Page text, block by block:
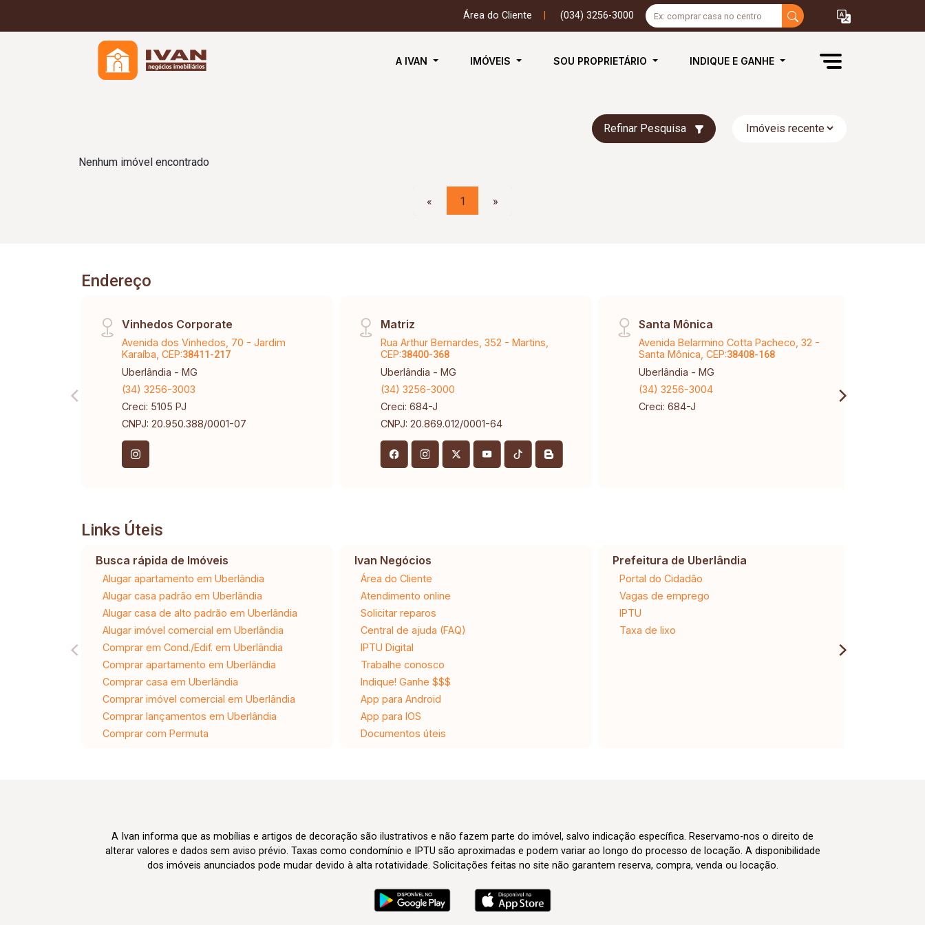
Área do Cliente (034) 3256-3000
A IVAN IMÓVEIS SOU PROPRIETÁRIO INDIQUE E GANHE
Refinar Pesquisa
Nenhum imóvel encontrado
« 1 »
Endereço
Vinhedos Corporate
Avenida dos Vinhedos, 70 - Jardim
Karaíba, CEP:38411-217
Uberlândia - MG
(34) 3256-3003
Creci: 5105 PJ
CNPJ: 20.950.388/0001-07
Matriz
Rua Arthur Bernardes, 352 - Martins,
CEP:38400-368
Uberlândia - MG
(34) 3256-3000
Creci: 684-J
CNPJ: 20.869.012/0001-64
Santa Mônica
Avenida Belarmino Cotta Pacheco, 32 -
Santa Mônica, CEP:38408-168
Uberlândia - MG
(34) 3256-3004
Creci: 684-J
Links Úteis
Busca rápida de Imóveis
Alugar apartamento em Uberlândia
Alugar casa padrão em Uberlândia
Alugar casa de alto padrão em Uberlândia
Alugar imóvel comercial em Uberlândia
Comprar em Cond./Edif. em Uberlândia
Comprar apartamento em Uberlândia
Comprar casa em Uberlândia
Comprar imóvel comercial em Uberlândia
Comprar lançamentos em Uberlândia
Comprar com Permuta
Ivan Negócios
Área do Cliente
Atendimento online
Solicitar reparos
Central de ajuda (FAQ)
IPTU Digital
Trabalhe conosco
Indique! Ganhe $$$
App para Android
App para IOS
Documentos úteis
Prefeitura de Uberlândia
Portal do Cidadão
Vagas de emprego
IPTU
Taxa de lixo
A Ivan informa que as mobílias e artigos de decoração são ilustrativos e não fazem parte do imóvel, salvo indicação específica. Reservamo-nos o direito de
alterar valores e dados sem aviso prévio. Taxas como condomínio e IPTU são aproximadas e podem variar ao longo do processo de locação. A disponibilidade
dos imóveis anunciados pode mudar devido à alta rotatividade. Solicitações feitas no site não garantem reserva, compra, venda ou locação.